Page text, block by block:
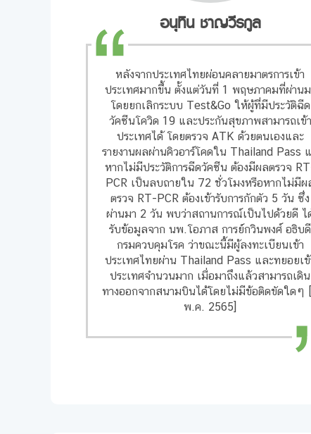
อนุทิน ชาญวีรกูล
หลังจากประเทศไทยผ่อนคลายมาตรการเข้า
ประเทศมากขึ้น ตั้งแต่วันที่ 1 พฤษภาคมที่ผ่าน
โดยยกเลิกระบบ Test&Go ให้ผู้ที่มีประวัติฉีด
วัคซีนโควิด 19 และประกันสุขภาพสามารถเข้า
ประเทศได้ โดยตรวจ ATK ด้วยตนเองและ
รายงานผลผ่านคิวอาร์โคดใน Thailand Pass
หากไม่มีประวัติการฉีดวัคซีน ต้องมีผลตรวจ
PCR เป็นลบถายใน 72 ชั่วโมงหรือหากไม่มีผ
ตรวจ RT-PCR ต้องเข้ารับการกักตัว 5 วัน ซึ่ง
ผ่านมา 2 วัน พบว่าสถานการณ์เป็นไปด้วยดี ไ
รับข้อมูลจาก นพ.โอภาส การย์กวินพงศ์ อธิบดี
กรมควบคุมโรค ว่าขณะนี้มีผู้ลงทะเบียนเข้า
ประเทศไทยผ่าน Thailand Pass และทยอยเข้
ประเทศจำนวนมาก เมื่อมาถึงแล้วสามารถเดิน
ทางออกจากสนามบินได้โดยไม่มีข้อติดขัดใดๆ
พ.ค. 2565]